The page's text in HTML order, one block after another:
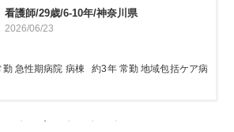
看護師/29歳/6-10年/神奈川県
2026/06/23
勤 急性期病院 病棟 約3年 常勤 地域包括ケア病